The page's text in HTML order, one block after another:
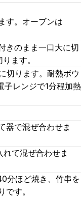
す。オーブンは
きのまま一口大に切
ます。
切ります。耐熱ボウ
子レンジで1分程加熱
器で混ぜ合わせま
て混ぜ合わせま
分ほど焼き、竹串を
す。